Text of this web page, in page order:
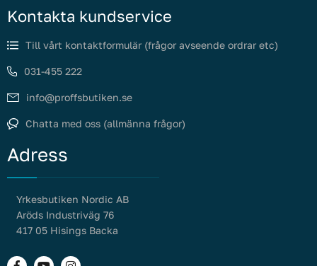
Kontakta kundservice
Till vårt kontaktformulär (frågor avseende ordrar etc)
031-455 222
info@proffsbutiken.se
Chatta med oss (allmänna frågor)
Adress
Yrkesbutiken Nordic AB
Aröds Industriväg 76
417 05 Hisings Backa